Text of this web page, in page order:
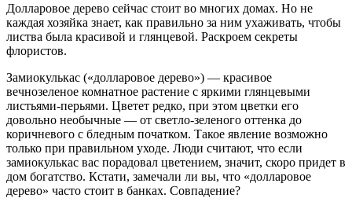
Долларовое дерево сейчас стоит во многих домах. Но не
каждая хозяйка знает, как правильно за ним ухаживать, чтобы
листва была красивой и глянцевой. Раскроем секреты
флористов.
Замиокулькас («долларовое дерево») — красивое
вечнозеленое комнатное растение с яркими глянцевыми
листьями-перьями. Цветет редко, при этом цветки его
довольно необычные — от светло-зеленого оттенка до
коричневого с бледным початком. Такое явление возможно
только при правильном уходе. Люди считают, что если
замиокулькас вас порадовал цветением, значит, скоро придет в
дом богатство. Кстати, замечали ли вы, что «долларовое
дерево» часто стоит в банках. Совпадение?